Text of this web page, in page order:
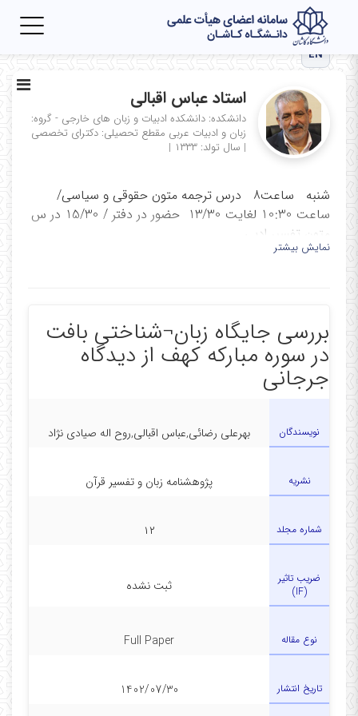
EN
استاد عباس اقبالی
دانشکده: دانشکده ادبیات و زبان های خارجی - گروه:
زبان و ادبیات عربی مقطع تحصیلی: دکترای تخصصی
| سال تولد: ۱۳۳۳ |
شنبه ساعت8 درس ترجمه متون حقوقی و سیاسی/
ساعت 10:30 لغایت 13/30 حضور در دفتر / 15/30 در س
متون تفسیر ادبی
حضور در دفتر / جلسات شورای گروه
سه شنبه ساعت 14:00 درس قرائت قرآن و ترجمه و حضور
در دفتر
نمایش بیشتر
بررسی جایگاه زبان¬شناختی بافت
در سوره مبارکه کهف از دیدگاه
جرجانی
نویسندگان بهرعلی رضائی,عباس اقبالی,روح اله صیادی نژاد
نشریه پژوهشنامه زبان و تفسیر قرآن
شماره مجلد ۱۲
ضریب تاثیر
(IF)
ثبت نشده
نوع مقاله Full Paper
تاریخ انتشار 1402/07/30